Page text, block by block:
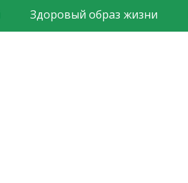
Здоровый образ жизни